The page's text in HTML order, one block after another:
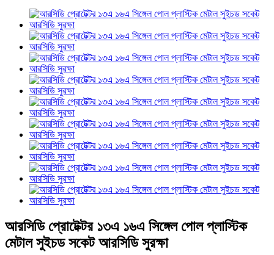
আরসিডি প্রোটেক্টর ১৩এ ১৬এ সিঙ্গেল পোল প্লাস্টিক
মেটাল সুইচড সকেট আরসিডি সুরক্ষা